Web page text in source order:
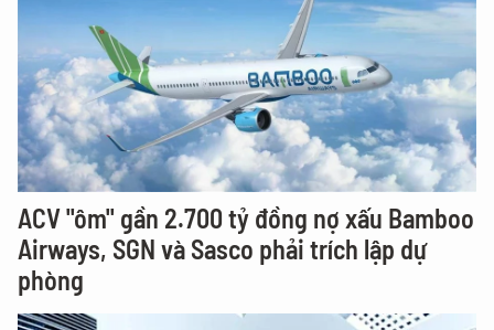
ACV "ôm" gần 2.700 tỷ đồng nợ xấu Bamboo
Airways, SGN và Sasco phải trích lập dự
phòng